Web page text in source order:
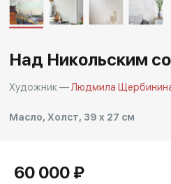
Над Никольским
Художник —Людмила
Масло, Холст, 39 x 27 см
60 000 ₽